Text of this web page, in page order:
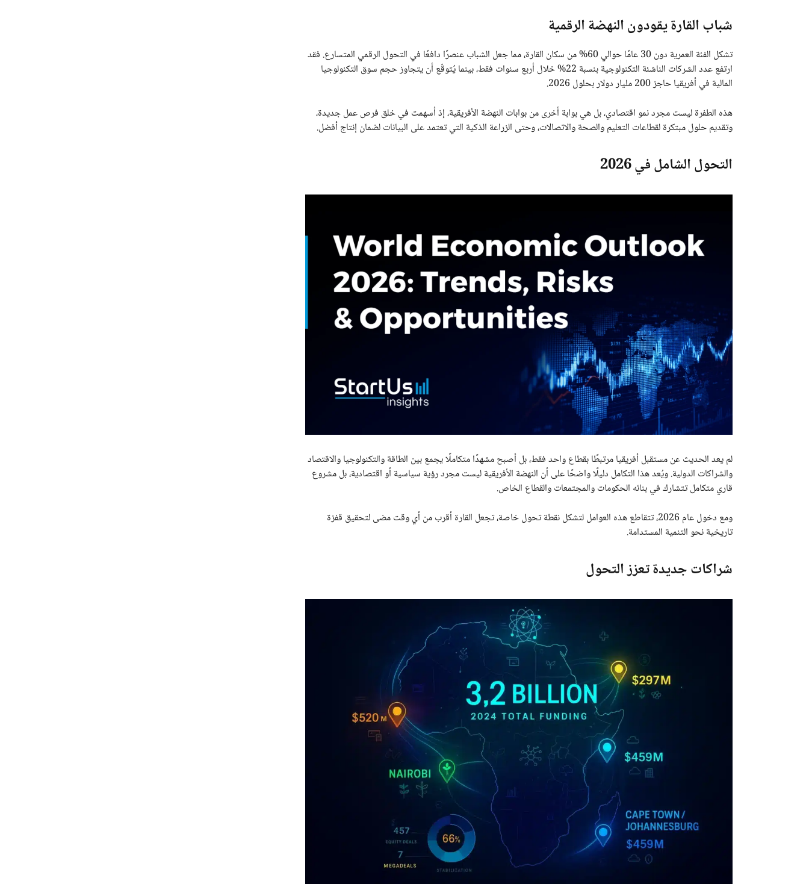
شباب القارة يقودون النهضة الرقمية
تشكل الفئة العمرية دون 30 عامًا حوالي 60% من سكان القارة، مما جعل الشباب عنصرًا دافعًا في التحول الرقمي المتسارع. فقد
ارتفع عدد الشركات الناشئة التكنولوجية بنسبة 22% خلال أربع سنوات فقط، بينما يُتوقّع أن يتجاوز حجم سوق التكنولوجيا
المالية في أفريقيا حاجز 200 مليار دولار بحلول 2026.
هذه الطفرة ليست مجرد نمو اقتصادي، بل هي بوابة أخرى من بوابات النهضة الأفريقية، إذ أسهمت في خلق فرص عمل جديدة،
وتقديم حلول مبتكرة لقطاعات التعليم والصحة والاتصالات، وحتى الزراعة الذكية التي تعتمد على البيانات لضمان إنتاج أفضل.
التحول الشامل في 2026
لم يعد الحديث عن مستقبل أفريقيا مرتبطًا بقطاع واحد فقط، بل أصبح مشهدًا متكاملًا يجمع بين الطاقة والتكنولوجيا والاقتصاد
والشراكات الدولية. ويُعد هذا التكامل دليلًا واضحًا على أن النهضة الأفريقية ليست مجرد رؤية سياسية أو اقتصادية، بل مشروع
قاري متكامل تتشارك في بنائه الحكومات والمجتمعات والقطاع الخاص.
ومع دخول عام 2026، تتقاطع هذه العوامل لتشكل نقطة تحول خاصة، تجعل القارة أقرب من أي وقت مضى لتحقيق قفزة
تاريخية نحو التنمية المستدامة.
شراكات جديدة تعزز التحول